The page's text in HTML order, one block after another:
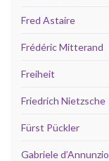
Fred Astaire
Frédéric Mitterand
Freiheit
Friedrich Nietzsche
Fürst Pückler
Gabriele d’Annunzio